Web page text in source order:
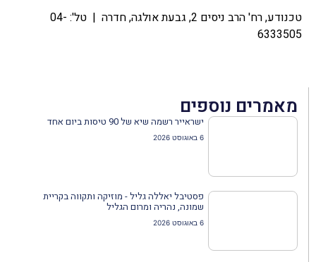
טכנודע, רח' הרב ניסים 2, גבעת אולגה, חדרה | טל': 04-
6333505
מאמרים נוספים
ישראייר רשמה שיא של 90 טיסות ביום אחד
6 באוגוסט 2026
פסטיבל יאללה גליל - מוזיקה ותקווה בקריית
שמונה, נהריה ומרום הגליל
6 באוגוסט 2026